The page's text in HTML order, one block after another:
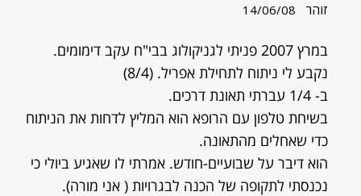
זוהר 14/06/08
במרץ 2007 פניתי לגניקולוג בבי"ח עקב דימומים.
נקבע לי ניתוח לתחילת אפריל. (8/4)
ב- 1/4 עברתי תאונת דרכים.
בשיחת טלפון עם הרופא הוא המליץ לדחות את הניתוח
כדי שאחלים מהתאונה.
הוא דיבר על שבועיים-חודש. אמרתי לו שאגיע ביולי כי
נכנסתי לתקופה של הכנה לבגרויות ( אני מורה).